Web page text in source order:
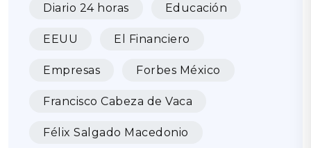
Diario 24 horas Educación
EEUU El Financiero
Empresas Forbes México
Francisco Cabeza de Vaca
Félix Salgado Macedonio